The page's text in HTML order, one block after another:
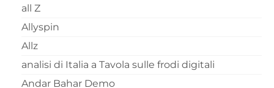
all Z
Allyspin
Allz
analisi di Italia a Tavola sulle frodi digitali
Andar Bahar Demo